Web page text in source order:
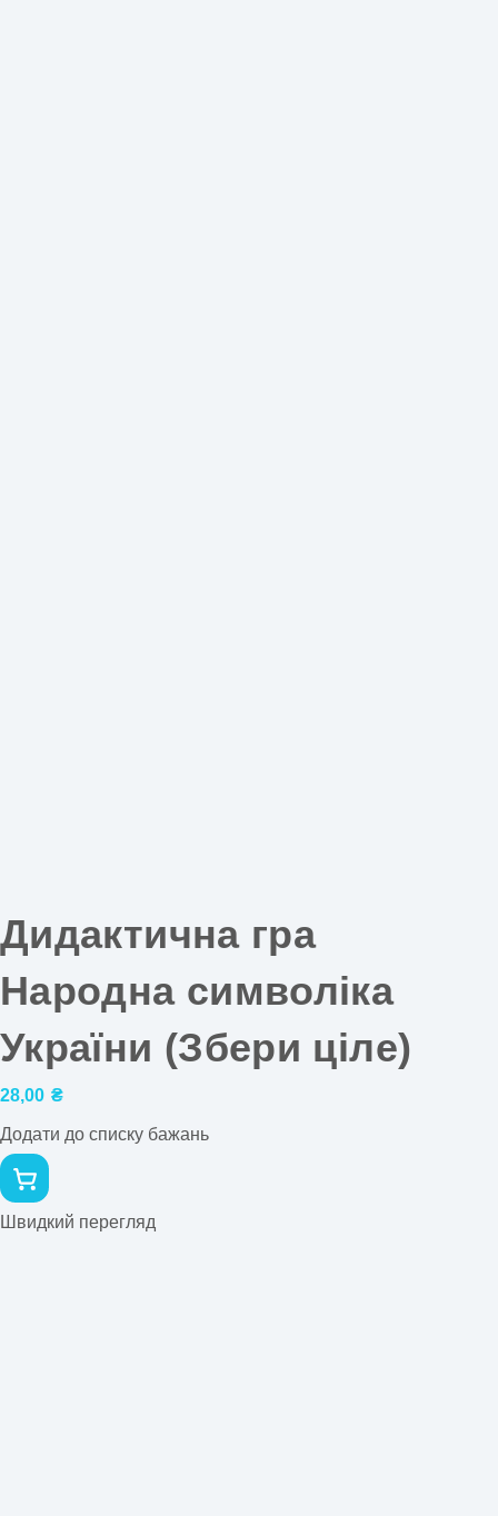
Дидактична гра
Народна символіка
України (Збери ціле)
28,00 ₴
Додати до списку бажань
Швидкий перегляд